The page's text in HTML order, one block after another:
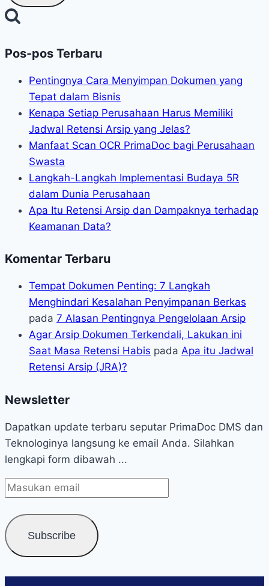
Pos-pos Terbaru
Pentingnya Cara Menyimpan Dokumen yang
Tepat dalam Bisnis
Kenapa Setiap Perusahaan Harus Memiliki
Jadwal Retensi Arsip yang Jelas?
Manfaat Scan OCR PrimaDoc bagi Perusahaan
Swasta
Langkah-Langkah Implementasi Budaya 5R
dalam Dunia Perusahaan
Apa Itu Retensi Arsip dan Dampaknya terhadap
Keamanan Data?
Komentar Terbaru
Tempat Dokumen Penting: 7 Langkah
Menghindari Kesalahan Penyimpanan Berkas
pada 7 Alasan Pentingnya Pengelolaan Arsip
Agar Arsip Dokumen Terkendali, Lakukan ini
Saat Masa Retensi Habis pada Apa itu Jadwal
Retensi Arsip (JRA)?
Newsletter
Dapatkan update terbaru seputar PrimaDoc DMS dan
Teknologinya langsung ke email Anda. Silahkan
lengkapi form dibawah ...